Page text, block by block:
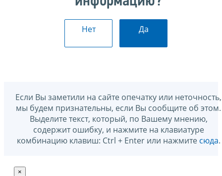
Нет Да
Если Вы заметили на сайте опечатку или неточность,
мы будем признательны, если Вы сообщите об этом.
Выделите текст, который, по Вашему мнению,
содержит ошибку, и нажмите на клавиатуре
комбинацию клавиш: Ctrl + Enter или нажмите сюда.
×